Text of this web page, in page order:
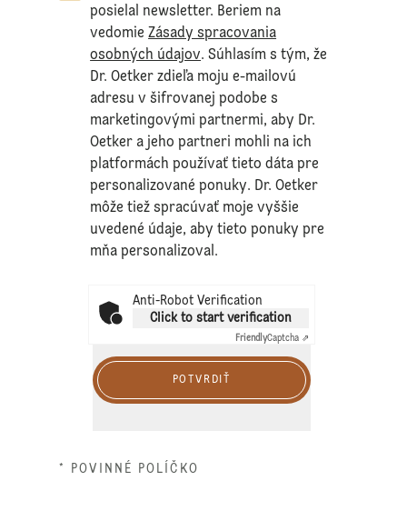
posielal newsletter. Beriem na
vedomieZásady spracovania
osobných údajov. Súhlasím s tým, že
Dr. Oetker zdieľa moju e-mailovú
adresu v šifrovanej podobe s
marketingovými partnermi, aby Dr.
Oetker a jeho partneri mohli na ich
platformách používať tieto dáta pre
personalizované ponuky. Dr. Oetker
môže tiež spracúvať moje vyššie
uvedené údaje, aby tieto ponuky pre
mňa personalizoval.
Anti-Robot Verification
Click to start verification
FriendlyCaptcha ⇗
POTVRDIŤ
* POVINNÉ POLÍČKO